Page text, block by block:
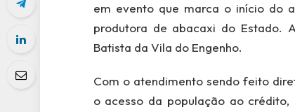
em evento que marca o início do
produtora de abacaxi do Estado.
Batista da Vila do Engenho.
Com o atendimento sendo feito
o acesso da população ao